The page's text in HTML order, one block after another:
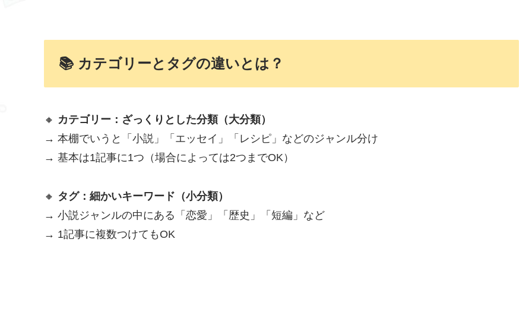
📚 カテゴリーとタグの違いとは？
🔸 カテゴリー：ざっくりとした分類（大分類）
→ 本棚でいうと「小説」「エッセイ」「レシピ」などのジャンル分け
→ 基本は1記事に1つ（場合によっては2つまでOK）
🔸 タグ：細かいキーワード（小分類）
→ 小説ジャンルの中にある「恋愛」「歴史」「短編」など
→ 1記事に複数つけてもOK